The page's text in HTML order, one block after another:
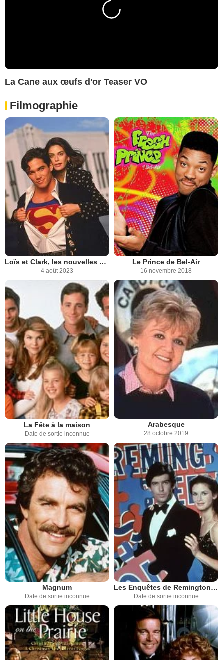
La Cane aux œufs d'or Teaser VO
Filmographie
Loïs et Clark, les nouvelles aventures de Superman
4 août 2023
Le Prince de Bel-Air
16 novembre 2018
La Fête à la maison
Date de sortie inconnue
Arabesque
28 octobre 2019
Magnum
Date de sortie inconnue
Les Enquêtes de Remington Steele
Date de sortie inconnue